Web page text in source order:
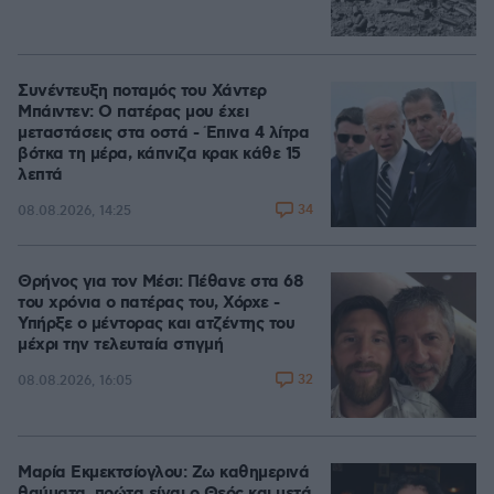
Συνέντευξη ποταμός του Χάντερ
Μπάιντεν: Ο πατέρας μου έχει
μεταστάσεις στα οστά - Έπινα 4 λίτρα
βότκα τη μέρα, κάπνιζα κρακ κάθε 15
λεπτά
08.08.2026, 14:25 34
Θρήνος για τον Μέσι: Πέθανε στα 68
του χρόνια ο πατέρας του, Χόρχε -
Υπήρξε ο μέντορας και ατζέντης του
μέχρι την τελευταία στιγμή
08.08.2026, 16:05 32
Μαρία Εκμεκτσίογλου: Ζω καθημερινά